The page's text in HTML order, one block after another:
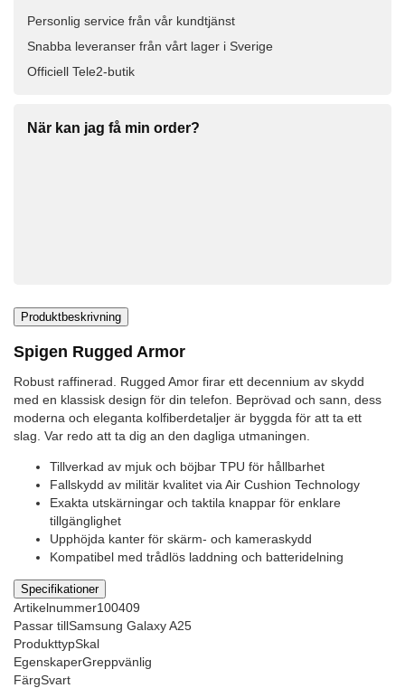
Personlig service från vår kundtjänst
Snabba leveranser från vårt lager i Sverige
Officiell Tele2-butik
När kan jag få min order?
Produktbeskrivning
Spigen Rugged Armor
Robust raffinerad. Rugged Amor firar ett decennium av skydd
med en klassisk design för din telefon. Beprövad och sann, dess
moderna och eleganta kolfiberdetaljer är byggda för att ta ett
slag. Var redo att ta dig an den dagliga utmaningen.
Tillverkad av mjuk och böjbar TPU för hållbarhet
Fallskydd av militär kvalitet via Air Cushion Technology
Exakta utskärningar och taktila knappar för enklare
tillgänglighet
Upphöjda kanter för skärm- och kameraskydd
Kompatibel med trådlös laddning och batteridelning
Specifikationer
Artikelnummer100409
Passar tillSamsung Galaxy A25
ProdukttypSkal
EgenskaperGreppvänlig
FärgSvart